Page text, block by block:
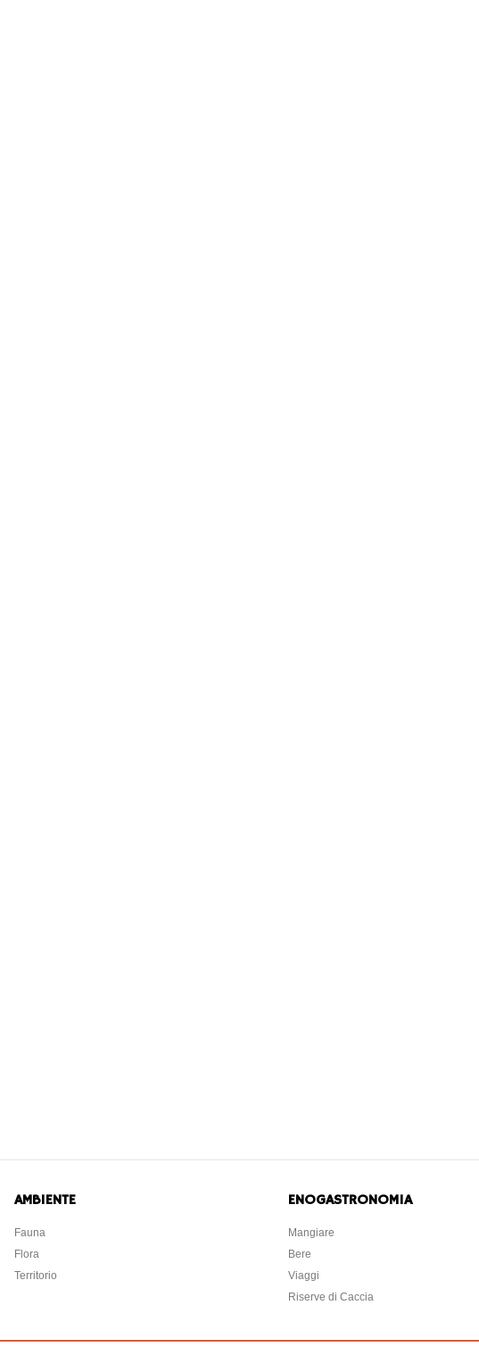
AMBIENTE
Fauna
Flora
Territorio
ENOGASTRONOMIA
Mangiare
Bere
Viaggi
Riserve di Caccia